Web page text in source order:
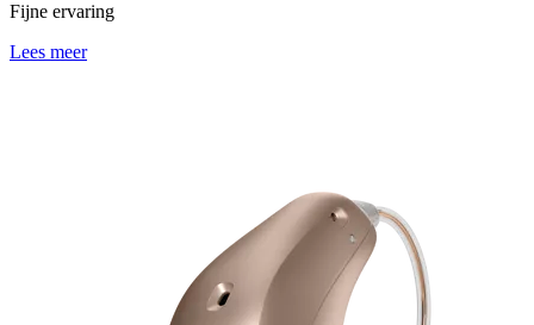
Fijne ervaring
Lees meer